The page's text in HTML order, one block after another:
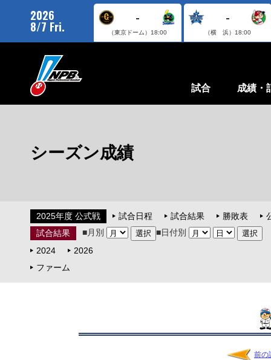
2026
8/7 Fri.
-
（東京ドーム） 18:00
-
（横 浜） 18:00
試合 成績・
シーズン成績
2025年度 公式戦 試合日程 試合結果 勝敗表
試合結果
■月別
■日付別
2024
2026
ファーム
前の